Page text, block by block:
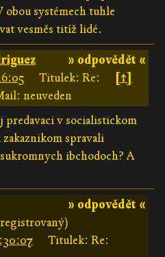
systémech tuhle
vesměs titíž lidé.
» odpovědět «
Titulek: Re:
[↑]
neuveden
v socialistickom
zakaznikom spravali
ibchodoch? A
» odpovědět «
Titulek: Re: